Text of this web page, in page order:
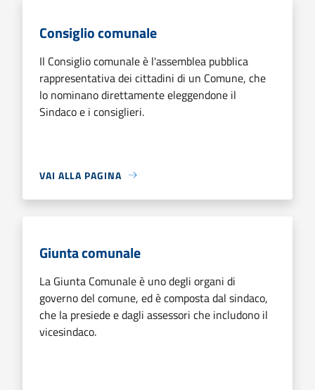
Consiglio comunale
Il Consiglio comunale è l'assemblea pubblica
rappresentativa dei cittadini di un Comune, che
lo nominano direttamente eleggendone il
Sindaco e i consiglieri.
VAI ALLA PAGINA
Giunta comunale
La Giunta Comunale è uno degli organi di
governo del comune, ed è composta dal sindaco,
che la presiede e dagli assessori che includono il
vicesindaco.